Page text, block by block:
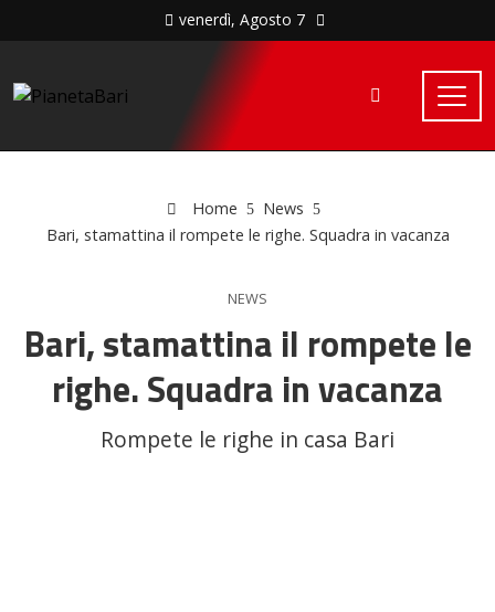
venerdì, Agosto 7
Home
News
Bari, stamattina il rompete le righe. Squadra in vacanza
NEWS
Bari, stamattina il rompete le
righe. Squadra in vacanza
Rompete le righe in casa Bari